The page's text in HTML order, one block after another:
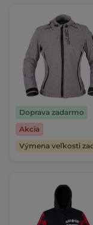
Doprava zadarmo
Akcia